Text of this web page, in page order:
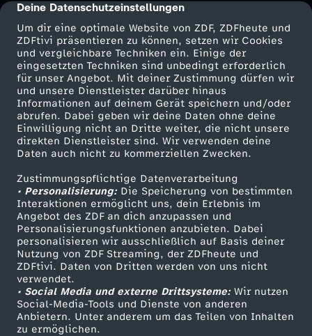
cmp-dialog-description
Deine Datenschutzeinstellungen
Um dir eine optimale Website von ZDF, ZDFheute und
ZDFtivi präsentieren zu können, setzen wir Cookies
und vergleichbare Techniken ein. Einige der
eingesetzten Techniken sind unbedingt erforderlich
für unser Angebot. Mit deiner Zustimmung dürfen wir
und unsere Dienstleister darüber hinaus
Informationen auf deinem Gerät speichern und/oder
abrufen. Dabei geben wir deine Daten ohne deine
Einwilligung nicht an Dritte weiter, die nicht unsere
direkten Dienstleister sind. Wir verwenden deine
Daten auch nicht zu kommerziellen Zwecken.
Zustimmungspflichtige Datenverarbeitung
• Personalisierung:Die Speicherung von bestimmten
Interaktionen ermöglicht uns, dein Erlebnis im
Angebot des ZDF an dich anzupassen und
Personalisierungsfunktionen anzubieten. Dabei
personalisieren wir ausschließlich auf Basis deiner
Nutzung von ZDF Streaming, der ZDFheute und
ZDFtivi. Daten von Dritten werden von uns nicht
verwendet.
• Social Media und externe Drittsysteme:Wir nutzen
Social-Media-Tools und Dienste von anderen
Anbietern. Unter anderem um das Teilen von Inhalten
zu ermöglichen.
Mehr ZDF
ZDF-Apps
Smart TV
ZDFtext
Livestreams
Sendungen A-Z
TV-Programm
Service
ZDFmitreden
Kontakt zum ZDF
Tickets
Zuschauerservice
Hilfe
ZDF Unternehmen
Karriere